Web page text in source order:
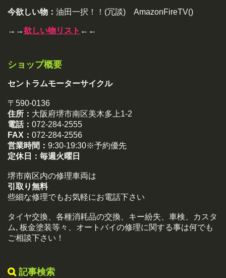
今欲しい物： 油田一択！！(冗談) AmazonFireTV()
→→欲しい物リスト ←←
ショップ概要
セントラムモーターサイクル
〒590-0136
住所： 大阪府堺市南区美木多上1-2
電話： 072-284-2555
FAX： 072-284-2556
営業時間： 9:30-19:30※予約優先
定休日： 毎週火曜日
堺市南区内の修理車両は
引取り無料
些細な修理でもお気軽にお電話下さい
タイヤ交換、各種消耗品の交換、キー紛失、車検、カスタ
ム, 板金塗装等々、オートバイの修理に関する事は何でも
ご相談下さい！
記事検索